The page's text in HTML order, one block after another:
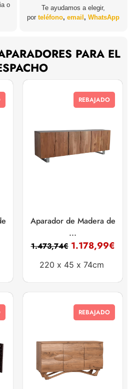
o
Te ayudamos a elegir,
porteléfono,email,WhatsApp
PARA EL
REBAJADO
Aparador de Madera de
...
1.473,74€ 1.178,99€
220 x 45 x 74cm
REBAJADO